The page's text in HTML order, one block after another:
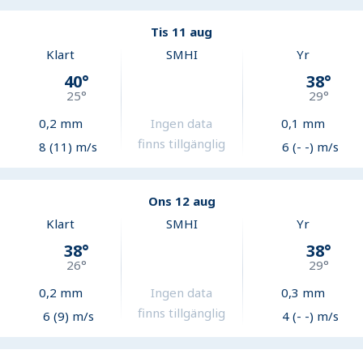
Tis 11 aug
Klart
40°
25°
0,2 mm
8 (11) m/s
SMHI
Ingen data
finns tillgänglig
Yr
38°
29°
0,1 mm
6 (- -) m/s
Ons 12 aug
Klart
38°
26°
0,2 mm
6 (9) m/s
SMHI
Ingen data
finns tillgänglig
Yr
38°
29°
0,3 mm
4 (- -) m/s